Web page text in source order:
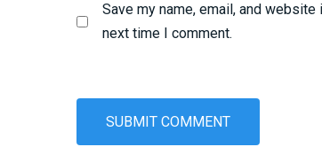
Save my name, email, and
next time I comment.